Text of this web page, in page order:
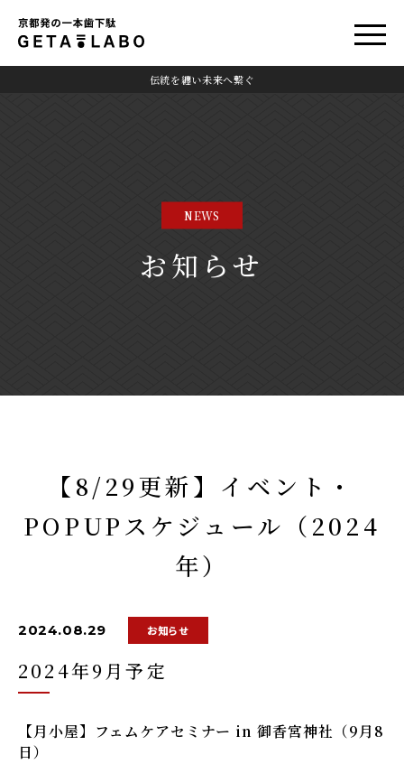
伝統を纏い未来へ繋ぐ
NEWS
お知らせ
【8/29更新】イベント・
POPUPスケジュール（2024
年）
2024.08.29 お知らせ
2024年9月予定
【月小屋】フェムケアセミナー in 御香宮神社（9月8
日）